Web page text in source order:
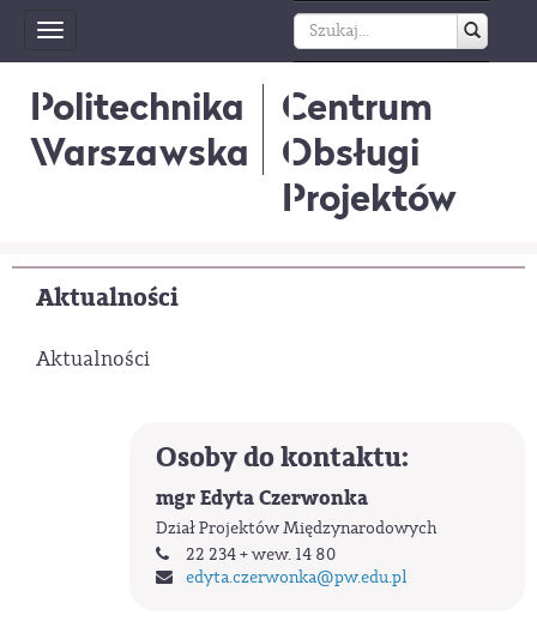
Toggle
navigation
Politechnika
Warszawska
Centrum
Obsługi
Projektów
Aktualności
Aktualności
Osoby do kontaktu:
mgr Edyta Czerwonka
Dział Projektów Międzynarodowych
22 234 + wew. 14 80
edyta.czerwonka@pw.edu.pl